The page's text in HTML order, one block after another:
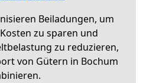
Beiladungen, um
zu sparen und
zu reduzieren,
von Gütern in Bochum